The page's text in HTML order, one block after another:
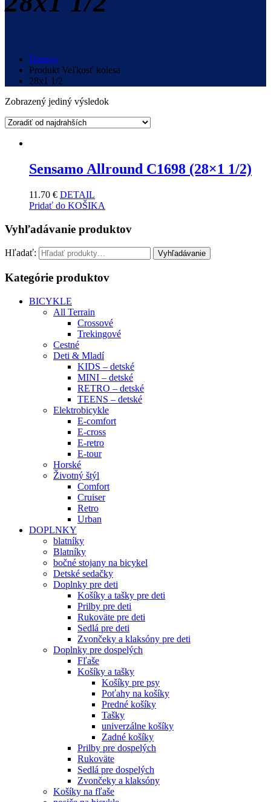
Domov
Produkt Veľkosť kolesa
28x1 1/2
Zobrazený jediný výsledok
Sensamo Allround C1698 (28×1 1/2)
11.70 € DETAIL
Pridať do KOŠIKA
Vyhľadávanie produktov
Hľadať: Vyhľadávanie
Kategórie produktov
BICYKLE
All Terrain
Crossové
Trekingové
Cestné
Deti & Mladí
KIDS – detské
MINI – detské
RETRO – detské
TEENS – detské
Elektrobicykle
E-comfort
E-cross
E-retro
E-tour
Horské
Životný štýl
Comfort
Cruiser
Retro
Urban
DOPLNKY
blatníky
Blatníky
bočné stojany na bicykel
Detské sedačky
Doplnky pre deti
Košíky a tašky pre deti
Prilby pre deti
Rukoväte pre deti
Sedlá pre deti
Zvončeky a klaksóny pre deti
Doplnky pre dospelých
Fľaše
Košíky a tašky
Košíky pre psy
Poťahy na košíky
Predné košíky
Tašky
univerzálne košíky
Zadné košíky
Prilby pre dospelých
Rukoväte
Sedlá pre dospelých
Zvončeky a klaksóny
Košíky na fľaše